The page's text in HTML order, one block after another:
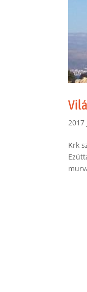
2017
Krk